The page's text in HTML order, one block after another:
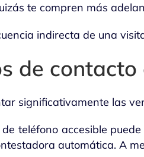
te compren más
indirecta de una
de
significativamente las
teléfono accesible
automática. A